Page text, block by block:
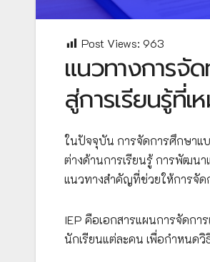
Post Views: 963
แนวทางการจั
สู่การเรียนรู้ที่
ในปัจจุบัน การจัดการศึกษาแ
ต่างด้านการเรียนรู้ การพัฒนา
แนวทางสำคัญที่ช่วยให้การจัด
IEP คือเอกสารแผนการจัดกา
นักเรียนแต่ละคน เพื่อกำหนดวิ